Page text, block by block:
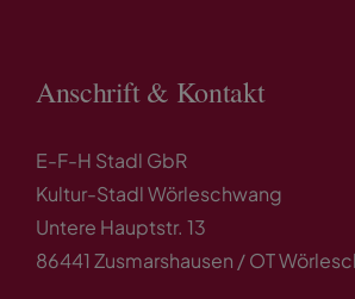
Anschrift & Kontakt
E-F-H Stadl GbR
Kultur-Stadl Wörleschwang
Untere Hauptstr. 13
86441 Zusmarshausen / OT